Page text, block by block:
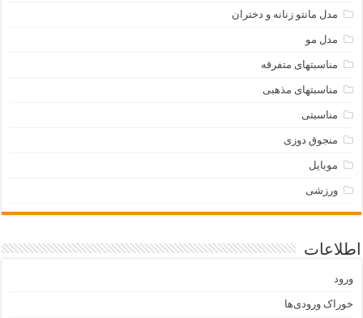
مدل مانتو زنانه و دختران
مدل مو
مناسبتهای متفرقه
مناسبتهای مذهبی
مناسبتی
منجوق دوزی
موبایل
ورزشی
اطلاعات
ورود
خوراک ورودی‌ها